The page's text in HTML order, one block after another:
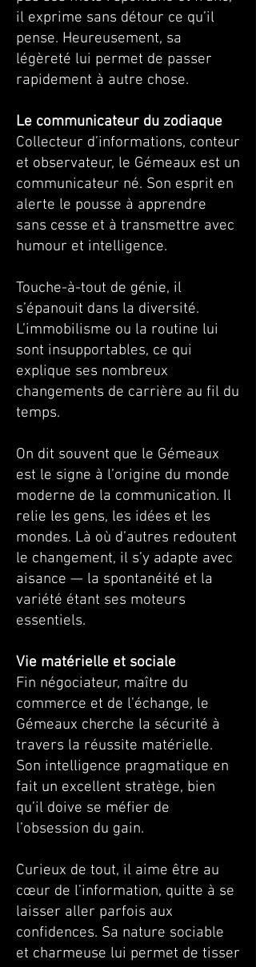
il exprime sans détour ce qu’il
pense. Heureusement, sa
légèreté lui permet de passer
rapidement à autre chose.
Le communicateur du zodiaque
Collecteur d’informations, conteur
et observateur, le Gémeaux est un
communicateur né. Son esprit en
alerte le pousse à apprendre
sans cesse et à transmettre avec
humour et intelligence.
Touche-à-tout de génie, il
s’épanouit dans la diversité.
L’immobilisme ou la routine lui
sont insupportables, ce qui
explique ses nombreux
changements de carrière au fil du
temps.
On dit souvent que le Gémeaux
est le signe à l’origine du monde
moderne de la communication. Il
relie les gens, les idées et les
mondes. Là où d’autres redoutent
le changement, il s’y adapte avec
aisance — la spontanéité et la
variété étant ses moteurs
essentiels.
Vie matérielle et sociale
Fin négociateur, maître du
commerce et de l’échange, le
Gémeaux cherche la sécurité à
travers la réussite matérielle.
Son intelligence pragmatique en
fait un excellent stratège, bien
qu’il doive se méfier de
l’obsession du gain.
Curieux de tout, il aime être au
cœur de l’information, quitte à se
laisser aller parfois aux
confidences. Sa nature sociable
et charmeuse lui permet de tisser